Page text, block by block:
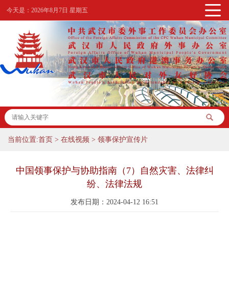
今天是：2026年8月7日 星期五
当前位置:首页 > 在线视频 > 领事保护宣传片
中国领事保护与协助指南（7）自然灾害、法律纠
纷、法律法规
发布日期：2024-04-12 16:51